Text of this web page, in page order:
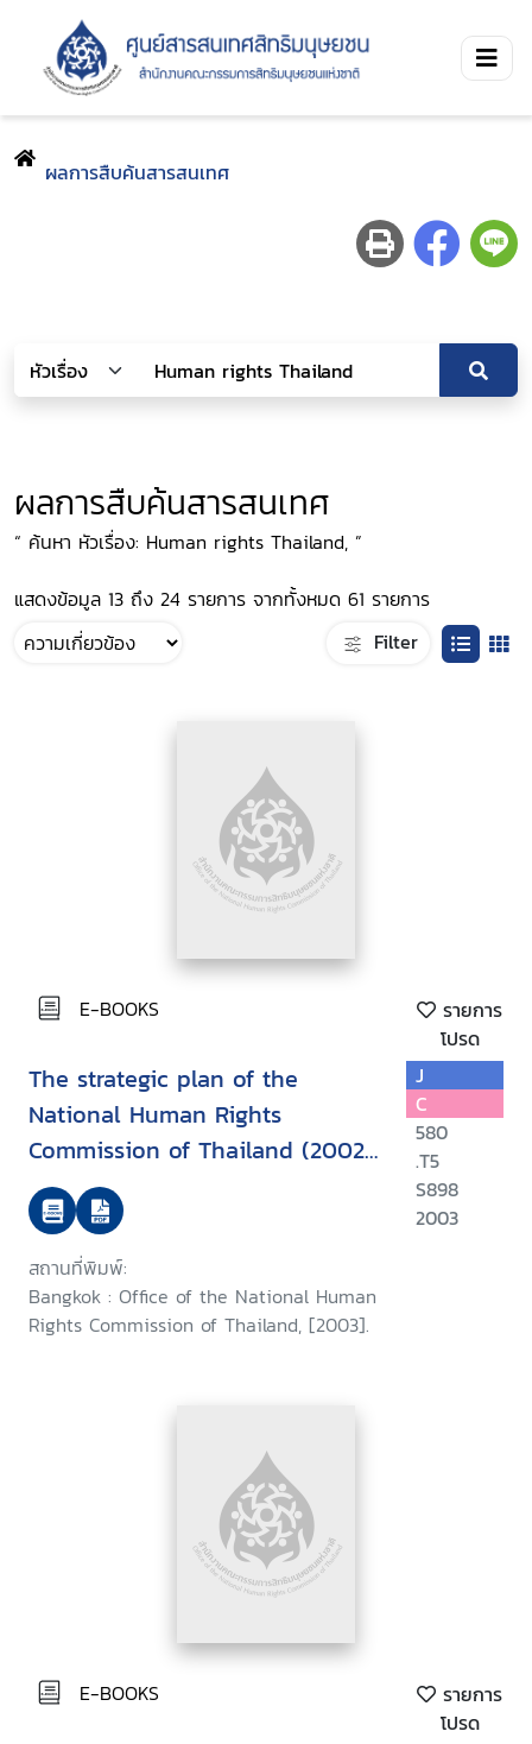
ผลการสืบค้นสารสนเทศ
ผลการสืบค้นสารสนเทศ
“ ค้นหา หัวเรื่อง: Human rights Thailand, ”
แสดงข้อมูล 13 ถึง 24 รายการ จากทั้งหมด 61 รายการ
Filter
E-BOOKS
รายการ
โปรด
The strategic plan of the
National Human Rights
Commission of Thailand (2002-
2007)
สถานที่พิมพ์:
Bangkok : Office of the National Human
Rights Commission of Thailand, [2003].
J
C
580
.T5
S898
2003
E-BOOKS
รายการ
โปรด